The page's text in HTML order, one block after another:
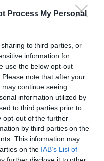
Process My Personal
to third parties, or
information for
use the below opt-out
note that after your
continue seeing
information utilized by
to third parties prior to
opt-out of the further
by third parties on the
This information may
on the IAB’s List of
da odiare persino il